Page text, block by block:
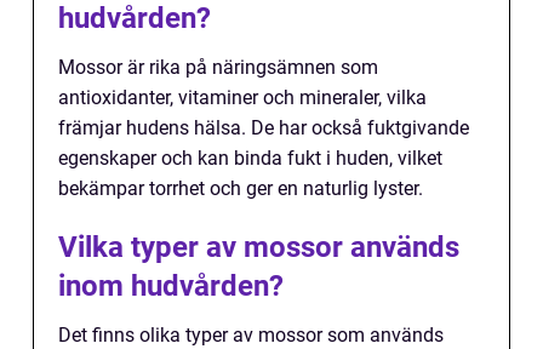
hudvården?
Mossor är rika på näringsämnen som
antioxidanter, vitaminer och mineraler, vilka
främjar hudens hälsa. De har också fuktgivande
egenskaper och kan binda fukt i huden, vilket
bekämpar torrhet och ger en naturlig lyster.
Vilka typer av mossor används
inom hudvården?
Det finns olika typer av mossor som används